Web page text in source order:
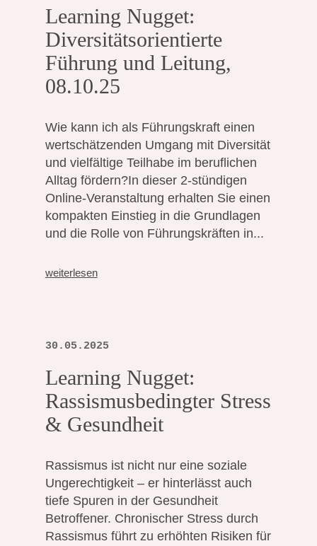
Learning Nugget:
Diversitätsorientierte
Führung und Leitung,
08.10.25
Wie kann ich als Führungskraft einen
wertschätzenden Umgang mit Diversität
und vielfältige Teilhabe im beruflichen
Alltag fördern?In dieser 2-stündigen
Online-Veranstaltung erhalten Sie einen
kompakten Einstieg in die Grundlagen
und die Rolle von Führungskräften in...
weiterlesen
Learning Nugget:
Rassismusbedingter Stress
& Gesundheit
30.05.2025
Rassismus ist nicht nur eine soziale
Ungerechtigkeit – er hinterlässt auch
tiefe Spuren in der Gesundheit
Betroffener. Chronischer Stress durch
Rassismus führt zu erhöhten Risiken für